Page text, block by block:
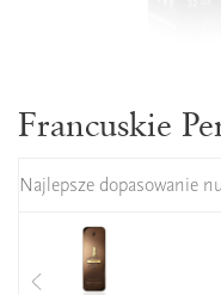
Francuskie
Najlepsze dopasowanie